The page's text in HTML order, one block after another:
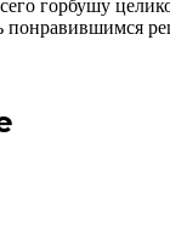
горбушу
понравившимся